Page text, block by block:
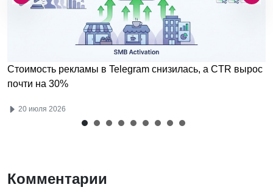
Стоимость рекламы в Telegram снизилась, а CTR вырос
почти на 30%
20 июля 2026
Комментарии